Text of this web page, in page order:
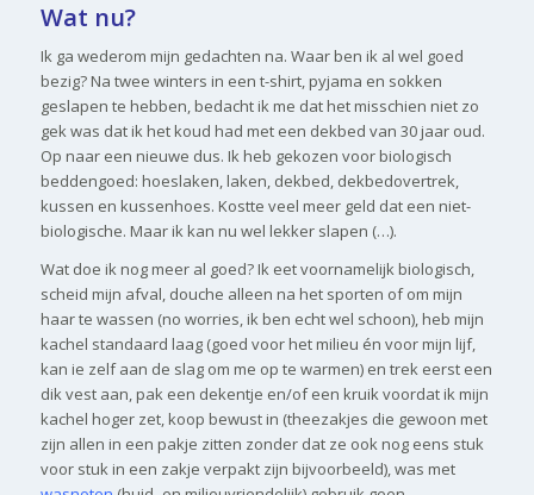
Wat nu?
Ik ga wederom mijn gedachten na. Waar ben ik al wel goed
bezig? Na twee winters in een t-shirt, pyjama en sokken
geslapen te hebben, bedacht ik me dat het misschien niet zo
gek was dat ik het koud had met een dekbed van 30 jaar oud.
Op naar een nieuwe dus. Ik heb gekozen voor biologisch
beddengoed: hoeslaken, laken, dekbed, dekbedovertrek,
kussen en kussenhoes. Kostte veel meer geld dat een niet-
biologische. Maar ik kan nu wel lekker slapen (…).
Wat doe ik nog meer al goed? Ik eet voornamelijk biologisch,
scheid mijn afval, douche alleen na het sporten of om mijn
haar te wassen (no worries, ik ben echt wel schoon), heb mijn
kachel standaard laag (goed voor het milieu én voor mijn lijf,
kan ie zelf aan de slag om me op te warmen) en trek eerst een
dik vest aan, pak een dekentje en/of een kruik voordat ik mijn
kachel hoger zet, koop bewust in (theezakjes die gewoon met
zijn allen in een pakje zitten zonder dat ze ook nog eens stuk
voor stuk in een zakje verpakt zijn bijvoorbeeld), was met